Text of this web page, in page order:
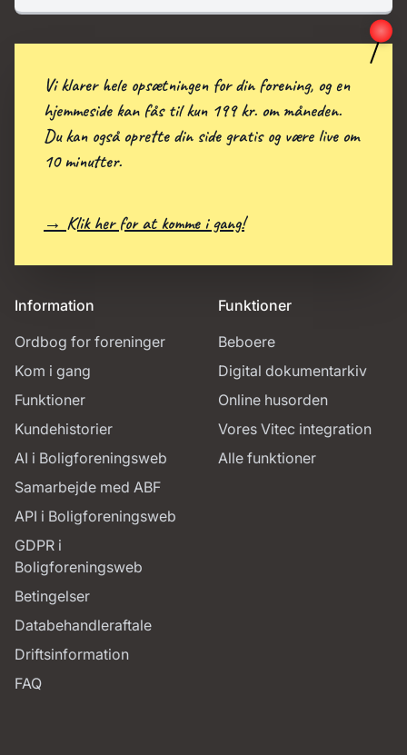
Information
Ordbog for foreninger
Kom i gang
Funktioner
Kundehistorier
AI i Boligforeningsweb
Samarbejde med ABF
API i Boligforeningsweb
GDPR i
Boligforeningsweb
Betingelser
Databehandleraftale
Driftsinformation
FAQ
Funktioner
Beboere
Digital dokumentarkiv
Online husorden
Vores Vitec integration
Alle funktioner
Vi klarer hele opsætningen for din forening, og en
hjemmeside kan fås til kun 199 kr. om måneden.
Du kan også oprette din side gratis og være live om
10 minutter.
→ Klik her for at komme i gang!